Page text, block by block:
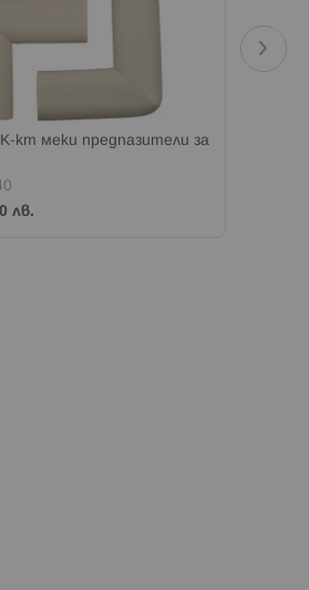
К-кт меки предпазители за
лв.